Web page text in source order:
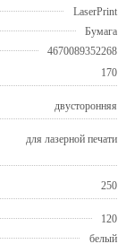
LaserPrint
Бумага
4670089352268
170
двусторонняя
для лазерной печати
250
120
белый